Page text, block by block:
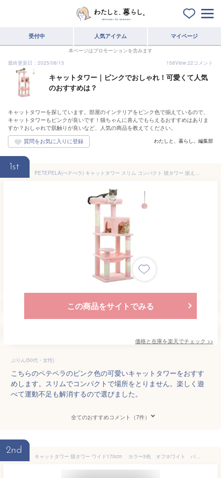
受付中 人気アイテム マイページ
本ページはプロモーションを含みます
最終更新日：2025/08/13
158View 22コメント
キャットタワー｜ピンクでおしゃれ！可愛くて人気
のおすすめは？
キャットタワーを探しています。部屋のインテリアをピンク色で揃えているので、
キャットタワーもピンクが良いです！猫ちゃんに喜んでもらえるおすすめはありま
すか？おしゃれで肌触りが良いなど、人気の商品を教えてください。
わたしと、暮らし。編集部
1st
PETEPELA(ぺテぺラ) キャットタワー スリム コンパクト 猫タワー 据え置き 置き型 省スペース ハンモック 爪研ぎ 見晴台 人気 ボンボン 天然麻紐 シンプル 運動不足解消 多頭飼い - ピンク M 高さ116cm
この商品をサイトでみる
価格と在庫を楽天でチェック >>
ぷりん(50代・女性)
こちらのペテペラのピンク色の可愛いキャットタワーをおすす
めします。スリムでコンパクトで場所をとりません。楽しく遊
べて運動不足も解消するので選びました。
全てのおすすめコメント（7件）
2nd
キャットタワー 猫タワー ワイド170cm カラー3色 オフホワイト パッションピンク ベージュ 置き型 爪とぎ ネコタワー 新品y